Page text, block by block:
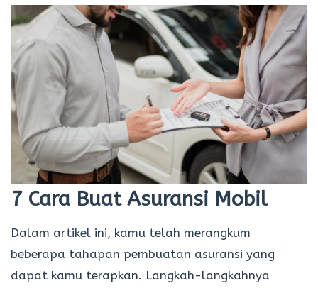
7 Cara Buat Asuransi Mobil
Dalam artikel ini, kamu telah merangkum
beberapa tahapan pembuatan asuransi yang
dapat kamu terapkan. Langkah-langkahnya